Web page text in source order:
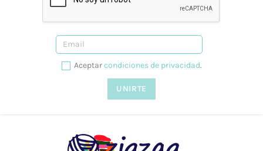
Aceptarcondiciones de privacidad.